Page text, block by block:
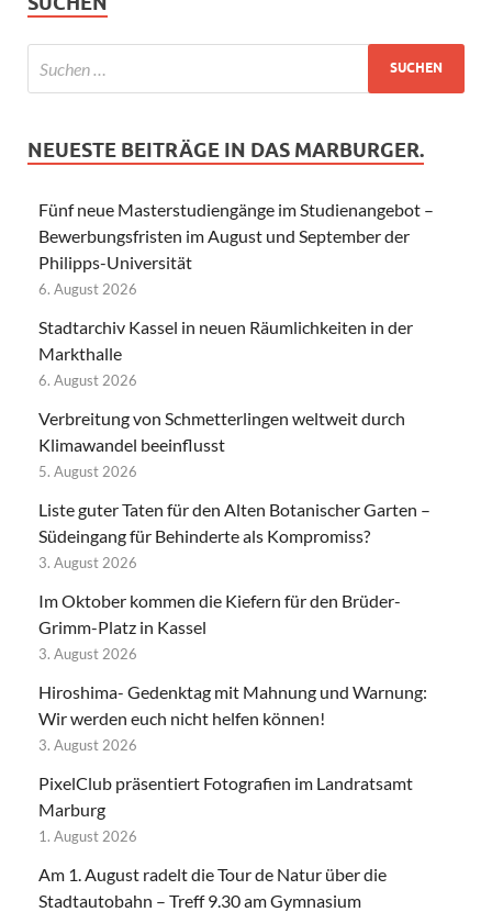
NEUESTE BEITRÄGE IN DAS MARBURGER.
Fünf neue Masterstudiengänge im Studienangebot –
Bewerbungsfristen im August und September der
Philipps-Universität
6. August 2026
Stadtarchiv Kassel in neuen Räumlichkeiten in der
Markthalle
6. August 2026
Verbreitung von Schmetterlingen weltweit durch
Klimawandel beeinflusst
5. August 2026
Liste guter Taten für den Alten Botanischer Garten –
Südeingang für Behinderte als Kompromiss?
3. August 2026
Im Oktober kommen die Kiefern für den Brüder-
Grimm-Platz in Kassel
3. August 2026
Hiroshima- Gedenktag mit Mahnung und Warnung:
Wir werden euch nicht helfen können!
3. August 2026
PixelClub präsentiert Fotografien im Landratsamt
Marburg
1. August 2026
Am 1. August radelt die Tour de Natur über die
Stadtautobahn – Treff 9.30 am Gymnasium